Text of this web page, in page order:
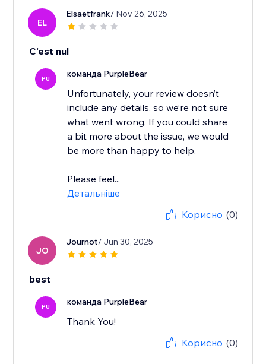
EL
Elsaetfrank/ Nov 26, 2025
C'est nul
PU команда PurpleBear
Unfortunately, your review doesn’t
include any details, so we’re not sure
what went wrong. If you could share
a bit more about the issue, we would
be more than happy to help.
Please feel...
Детальніше
Корисно (0)
JO
Journot/ Jun 30, 2025
best
PU команда PurpleBear
Thank You!
Корисно (0)